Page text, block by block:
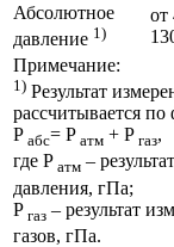
Абсолютное
давление 1)
от
Примечание:
1) Результат
рассчитывается по
P абс= P атм + P газ,
где P атм –
давления, гПа;
P газ – результат
газов, гПа.